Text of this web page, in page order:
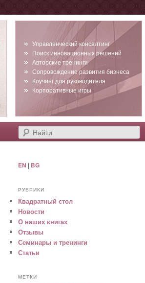
Управленческий консалтинг
Поиск инновационных решений
Авторские тренинги
Сопровождение развития бизнеса
Коучинг для руководителя
Корпоративные игры
EN | BG
РУБРИКИ
Квадратный стол
Новости
О наших книгах
Отзывы
Семинары и тренинги
Статьи
МЕТКИ